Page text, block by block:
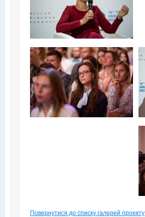
Повернутися до списку галерей проекту